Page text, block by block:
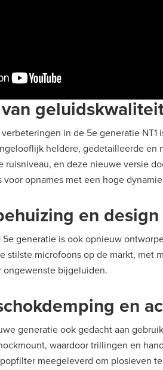
in de 5e generatie
heldere, gedetailleerde en
ruisniveau, en deze nieuwe versie
opnames met een hoge
en design
5e generatie is ook opnieuw
stilste microfoons op de markt, met
ongewenste bijgeluiden.
en
generatie ook gedacht aan
waardoor trillingen en
meegeleverd om plosieven